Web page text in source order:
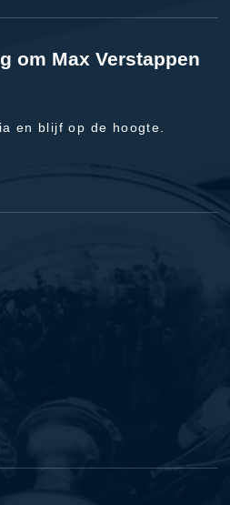
om Max Verstappen
en blijf op de hoogte.